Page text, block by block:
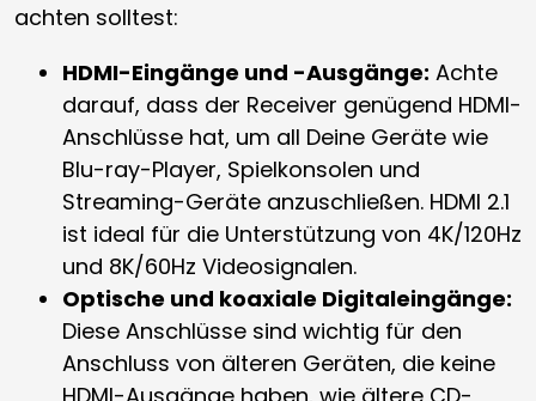
achten solltest:
HDMI-Eingänge und -Ausgänge: Achte
darauf, dass der Receiver genügend HDMI-
Anschlüsse hat, um all Deine Geräte wie
Blu-ray-Player, Spielkonsolen und
Streaming-Geräte anzuschließen. HDMI 2.1
ist ideal für die Unterstützung von 4K/120Hz
und 8K/60Hz Videosignalen.
Optische und koaxiale Digitaleingänge:
Diese Anschlüsse sind wichtig für den
Anschluss von älteren Geräten, die keine